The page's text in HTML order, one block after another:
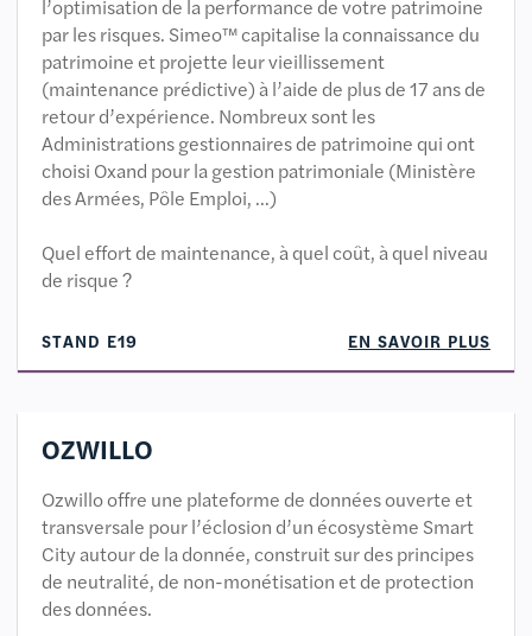
l’optimisation de la performance de votre patrimoine
par les risques. Simeo™ capitalise la connaissance du
patrimoine et projette leur vieillissement
(maintenance prédictive) à l’aide de plus de 17 ans de
retour d’expérience. Nombreux sont les
Administrations gestionnaires de patrimoine qui ont
choisi Oxand pour la gestion patrimoniale (Ministère
des Armées, Pôle Emploi, …)
Quel effort de maintenance, à quel coût, à quel niveau
de risque ?
STAND E19 EN SAVOIR PLUS
OZWILLO
Ozwillo offre une plateforme de données ouverte et
transversale pour l’éclosion d’un écosystème Smart
City autour de la donnée, construit sur des principes
de neutralité, de non-monétisation et de protection
des données.